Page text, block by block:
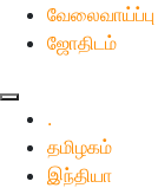
வேலைவாய்ப்பு
ஜோதிடம்
.
தமிழகம்
இந்தியா